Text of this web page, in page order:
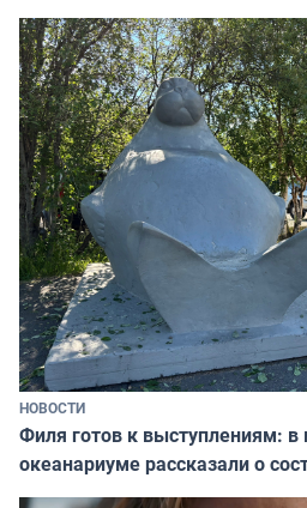
НОВОСТИ
Филя готов к выступлениям:
океанариуме рассказали о